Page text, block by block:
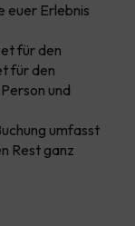
euer Erlebnis
für den
für den
und
umfasst
Rest ganz